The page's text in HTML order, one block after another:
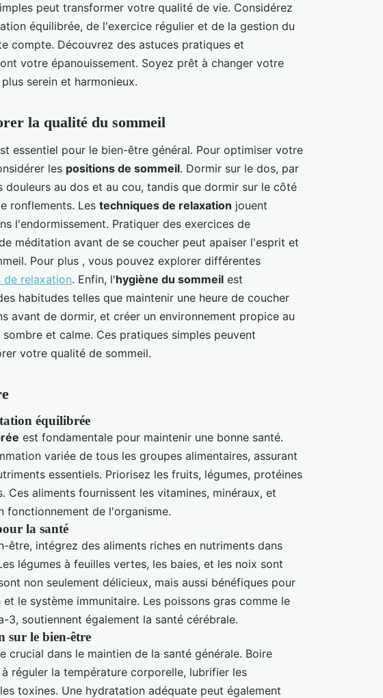
peut transformer votre qualité de vie. Considérez
équilibrée, de l'exercice régulier et de la gestion du
compte. Découvrez des astuces pratiques et
votre épanouissement. Soyez prêt à changer votre
serein et harmonieux.
la qualité du sommeil
essentiel pour le bien-être général. Pour optimiser votre
les positions de sommeil. Dormir sur le dos, par
douleurs au dos et au cou, tandis que dormir sur le côté
ronflements. Les techniques de relaxation jouent
l'endormissement. Pratiquer des exercices de
méditation avant de se coucher peut apaiser l'esprit et
Pour plus , vous pouvez explorer différentes
de relaxation. Enfin, l'hygiène du sommeil est
habitudes telles que maintenir une heure de coucher
avant de dormir, et créer un environnement propice au
et calme. Ces pratiques simples peuvent
votre qualité de sommeil.
équilibrée
est fondamentale pour maintenir une bonne santé.
variée de tous les groupes alimentaires, assurant
essentiels. Priorisez les fruits, légumes, protéines
Ces aliments fournissent les vitamines, minéraux, et
fonctionnement de l'organisme.
la santé
être, intégrez des aliments riches en nutriments dans
légumes à feuilles vertes, les baies, et les noix sont
non seulement délicieux, mais aussi bénéfiques pour
le système immunitaire. Les poissons gras comme le
3, soutiennent également la santé cérébrale.
sur le bien-être
crucial dans le maintien de la santé générale. Boire
réguler la température corporelle, lubrifier les
toxines. Une hydratation adéquate peut également